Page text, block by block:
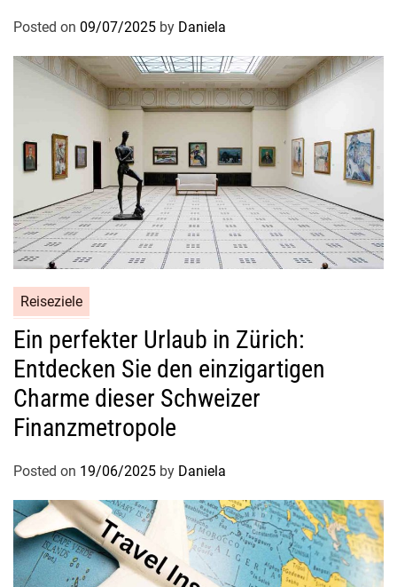
Posted on 09/07/2025 by Daniela
Reiseziele
Ein perfekter Urlaub in Zürich:
Entdecken Sie den einzigartigen
Charme dieser Schweizer
Finanzmetropole
Posted on 19/06/2025 by Daniela